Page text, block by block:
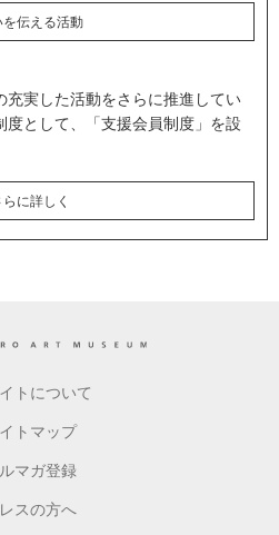
を伝える活動
実した活動をさらに推進してい
度として、「支援会員制度」を設
らに詳しく
トについて
トマップ
マガ登録
スの方へ